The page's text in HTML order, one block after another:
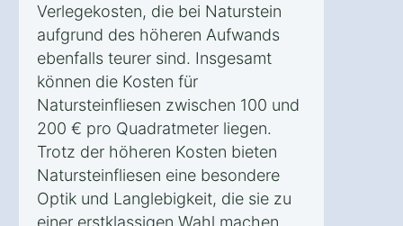
Verlegekosten, die bei Naturstein
aufgrund des höheren Aufwands
ebenfalls teurer sind. Insgesamt
können die Kosten für
Natursteinfliesen zwischen 100 und
200 € pro Quadratmeter liegen.
Trotz der höheren Kosten bieten
Natursteinfliesen eine besondere
Optik und Langlebigkeit, die sie zu
einer erstklassigen Wahl machen.